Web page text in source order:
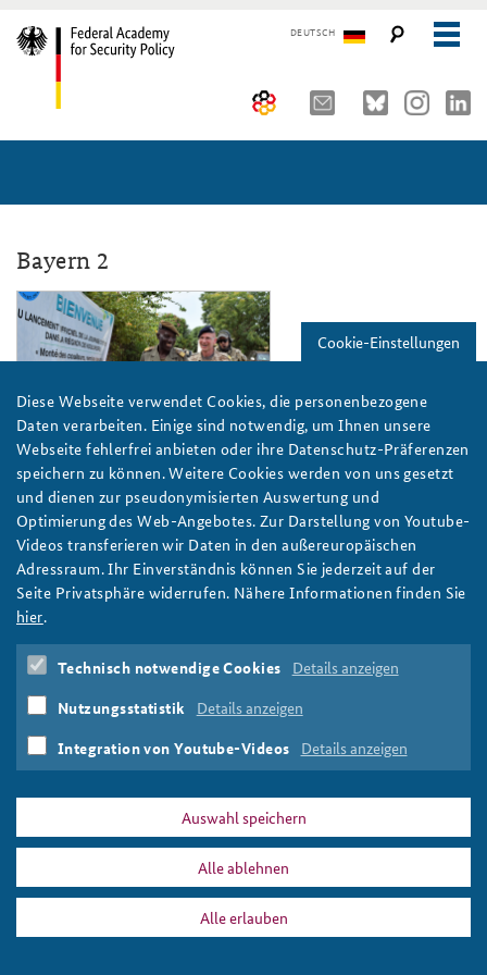
DEUTSCH
Advisory Board
Organisation
The Association of Friends
Partners
Young Leaders in Security Policy
Directions
Seminars, Conferences and Events
Security Policy Course for Senior Officials
Core Course on Security Policy
German Forum on Security Policy
Public Events
Further Events
Working Papers
Bayern 2
mali_808x486.png
Bundeswehr / Stephan
BAKS Präsident Brose im Bayern 2
Hörfunkinterview zum Einsatz in Mali
Im Hörfunkinterview des Senders Bayern 2 vom Bayrischen
Rundfunk hat BAKS-Präsident Botschafter Ekkehard Brose mit
Julia Nether über den Bundeswehreinsatz in Mali gesprochen.
Foto: Bundeswehr / Stephan
weiter
Mali,Bundeswehr,Einsatz,Abzug ,Ekkehard Brose
Netter,Bayern 2,Hörfunk, Interview
DATA PRIVACY IMPRINT
Bayern 2 Print
Cookie-Einstellungen
Diese Webseite verwendet Cookies, die personenbezogene
Daten verarbeiten. Einige sind notwendig, um Ihnen unsere
Webseite fehlerfrei anbieten oder ihre Datenschutz-Präferenzen
speichern zu können. Weitere Cookies werden von uns gesetzt
und dienen zur pseudonymisierten Auswertung und
Optimierung des Web-Angebotes. Zur Darstellung von Youtube-
Videos transferieren wir Daten in den außereuropäischen
Adressraum. Ihr Einverständnis können Sie jederzeit auf der
Seite Privatsphäre widerrufen. Nähere Informationen finden Sie
hier.
Technisch notwendige Cookies Details anzeigen
Nutzungsstatistik Details anzeigen
Integration von Youtube-Videos Details anzeigen
Auswahl speichern
Alle ablehnen
Alle erlauben